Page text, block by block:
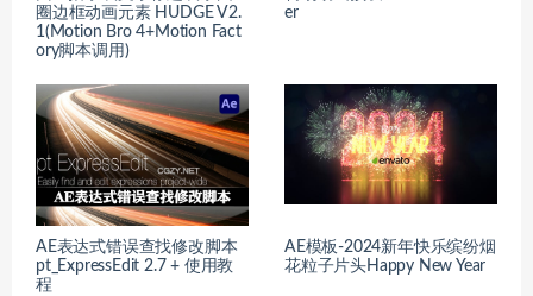
圈边框动画元素 HUDGE V2.
1(Motion Bro 4+Motion Fact
ory脚本调用)
er
AE表达式错误查找修改脚本
pt_ExpressEdit 2.7 + 使用教
程
AE模板-2024新年快乐缤纷烟
花粒子片头Happy New Year